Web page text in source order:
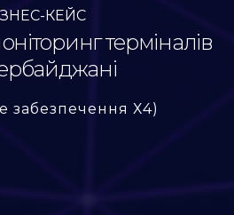
КЕЙС
терміналів
забезпечення Х4)